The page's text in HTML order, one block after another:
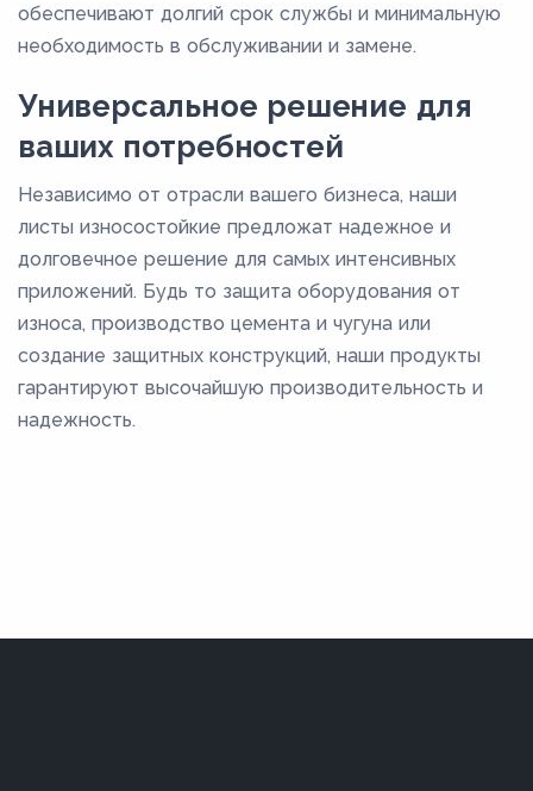
обеспечивают долгий срок службы и минимальную
необходимость в обслуживании и замене.
Универсальное решение для
ваших потребностей
Независимо от отрасли вашего бизнеса, наши
листы износостойкие предложат надежное и
долговечное решение для самых интенсивных
приложений. Будь то защита оборудования от
износа, производство цемента и чугуна или
создание защитных конструкций, наши продукты
гарантируют высочайшую производительность и
надежность.